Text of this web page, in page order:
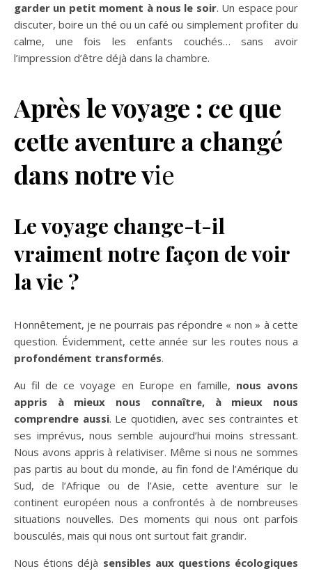
garder un petit moment à nous le soir. Un espace pour
discuter, boire un thé ou un café ou simplement profiter du
calme, une fois les enfants couchés… sans avoir
l’impression d’être déjà dans la chambre.
Après le voyage : ce que
cette aventure a changé
dans notre vie
Le voyage change-t-il
vraiment notre façon de voir
la vie ?
Honnêtement, je ne pourrais pas répondre « non » à cette
question. Évidemment, cette année sur les routes nous a
profondément transformés.
Au fil de ce voyage en Europe en famille, nous avons
appris à mieux nous connaître, à mieux nous
comprendre aussi. Le quotidien, avec ses contraintes et
ses imprévus, nous semble aujourd’hui moins stressant.
Nous avons appris à relativiser. Même si nous ne sommes
pas partis au bout du monde, au fin fond de l’Amérique du
Sud, de l’Afrique ou de l’Asie, cette aventure sur le
continent européen nous a confrontés à de nombreuses
situations nouvelles. Des moments qui nous ont parfois
bousculés, mais qui nous ont surtout fait grandir.
Nous étions déjà sensibles aux questions écologiques